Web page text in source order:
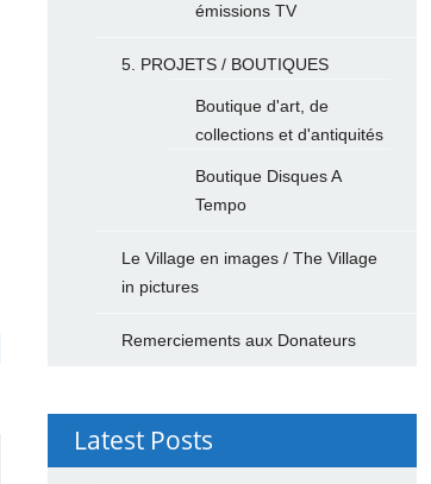
émissions TV
5. PROJETS / BOUTIQUES
Boutique d'art, de
collections et d'antiquités
Boutique Disques A
Tempo
Le Village en images / The Village
in pictures
Remerciements aux Donateurs
Latest Posts